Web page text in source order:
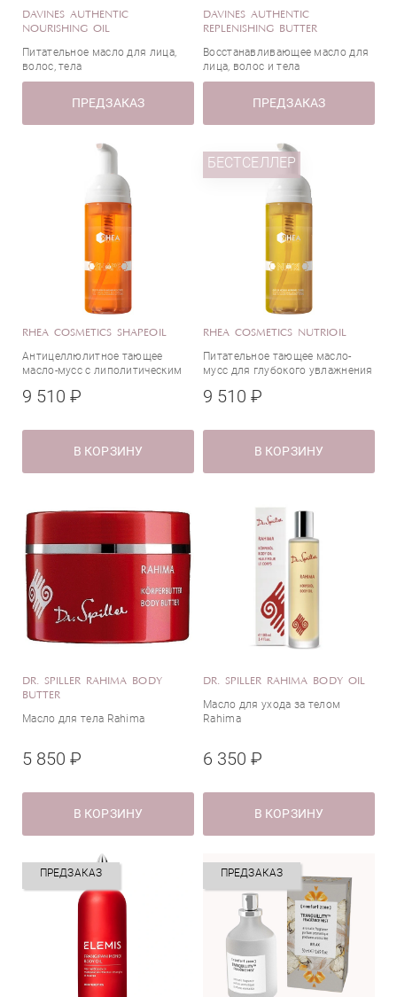
DAVINES AUTHENTIC
NOURISHING OIL
Питательное масло для лица,
волос, тела
ПРЕДЗАКАЗ
DAVINES AUTHENTIC
REPLENISHING BUTTER
Восстанавливающее масло для
лица, волос и тела
ПРЕДЗАКАЗ
RHEA COSMETICS SHAPEOIL
Антицеллюлитное тающее
масло-мусс с липолитическим
9 510 ₽
В КОРЗИНУ
БЕСТСЕЛЛЕР
RHEA COSMETICS NUTRIOIL
Питательное тающее масло-
мусс для глубокого увлажнения
9 510 ₽
В КОРЗИНУ
DR. SPILLER RAHIMA BODY
BUTTER
Масло для тела Rahima
5 850 ₽
В КОРЗИНУ
DR. SPILLER RAHIMA BODY OIL
Масло для ухода за телом
Rahima
6 350 ₽
В КОРЗИНУ
ПРЕДЗАКАЗ ПРЕДЗАКАЗ